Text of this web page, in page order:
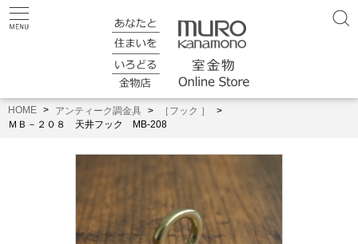
HOME アンティーク調金具
［フック ］
ＭＢ－２０８ 天井フック MB-208